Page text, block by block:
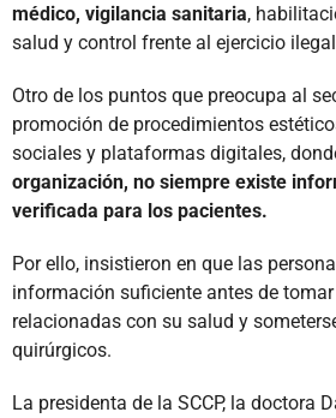
médico, vigilancia sanitaria,
salud y control frente al ejercicio
Otro de los puntos que preocupa al
promoción de procedimientos
sociales y plataformas digitales,
organización, no siempre existe
verificada para los pacientes.
Por ello, insistieron en que las
información suficiente antes de
relacionadas con su salud y
quirúrgicos.
La presidenta de la SCCP, la doctora